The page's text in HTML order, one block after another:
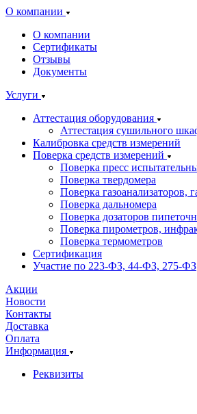
О компании
О компании
Сертификаты
Отзывы
Документы
Услуги
Аттестация оборудования
Аттестация сушильного
Калибровка средств измерений
Поверка средств измерений
Поверка пресс
Поверка твердомера
Поверка газоанализаторов,
Поверка дальномера
Поверка дозаторов
Поверка пирометров,
Поверка термометров
Сертификация
Участие по 223-ФЗ, 44-ФЗ, 275-ФЗ
Акции
Новости
Контакты
Доставка
Оплата
Информация
Реквизиты